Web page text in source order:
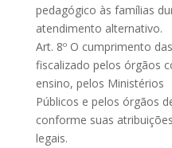
pedagógico às famílias
atendimento alternativo.
Art. 8º O cumprimento
fiscalizado pelos órgãos
ensino, pelos Ministérios
Públicos e pelos órgãos
conforme suas atribuições
legais.